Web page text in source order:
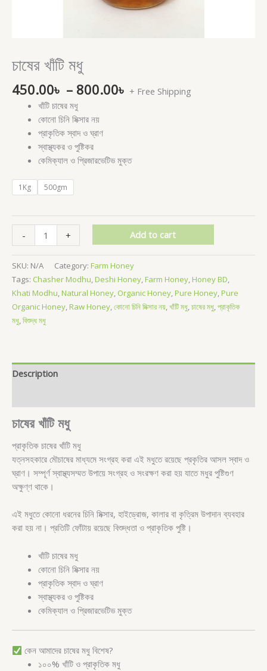
চাষের খাঁটি মধু
450.00৳ – 800.00৳ + Free Shipping
খাঁটি চাষের মধু
কোনো চিনি মিক্সার নয়
প্রাকৃতিক স্বাদ ও ঘ্রাণ
স্বাস্থ্যকর ও পুষ্টিকর
কেমিক্যাল ও প্রিজারভেটিভ মুক্ত
1Kg 500gm
- + Add to cart
SKU: N/A Category: Farm Honey
Tags: Chasher Modhu,Deshi Honey,Farm Honey,Honey BD,
Khati Modhu,Natural Honey, Organic Honey,Pure Honey,Pure
Organic Honey,Raw Honey,কোনো চিনি মিক্সার নয়,খাঁটি মধু,চাষের মধু,প্রাকৃতিক
মধু,বিশুদ্ধ মধু
Description
চাষের খাঁটি মধু
প্রাকৃতিক চাষের খাঁটি মধু
যত্নসহকারে মৌচাষের মাধ্যমে সংগ্রহ করা এই মধুতে রয়েছে প্রকৃতির আসল স্বাদ ও
ঘ্রাণ। সম্পূর্ণ স্বাস্থ্যসম্মত উপায়ে সংগ্রহ ও সংরক্ষণ করা হয় যাতে মধুর পুষ্টিগুণ
অক্ষুণ্ণ থাকে।
এই মধুতে কোনো ধরনের চিনি মিক্সার, হাইড্রোজ, কালার বা কৃত্রিম উপাদান ব্যবহার
করা হয় না। প্রতিটি ফোঁটায় রয়েছে বিশুদ্ধতা ও প্রাকৃতিক পুষ্টি।
খাঁটি চাষের মধু
কোনো চিনি মিক্সার নয়
প্রাকৃতিক স্বাদ ও ঘ্রাণ
স্বাস্থ্যকর ও পুষ্টিকর
কেমিক্যাল ও প্রিজারভেটিভ মুক্ত
কেন আমাদের চাষের মধু বিশেষ?
১০০% খাঁটি ও প্রাকৃতিক মধু